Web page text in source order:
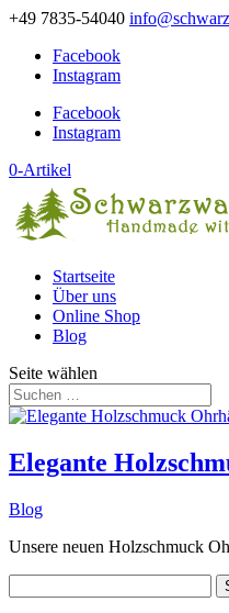
+49 7835-54040
Facebook
Instagram
Facebook
Instagram
0-Artikel
Startseite
Über uns
Online Shop
Blog
Seite wählen
Elegante
Blog
Unsere neuen Holzschmuck
nach: